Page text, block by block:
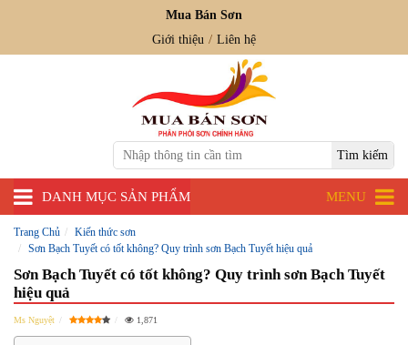
Mua Bán Sơn
Giới thiệu
Liên hệ
DANH MỤC SẢN PHẨM MENU
Trang Chủ
Kiến thức sơn
Sơn Bạch Tuyết có tốt không? Quy trình sơn Bạch Tuyết hiệu quả
Sơn Bạch Tuyết có tốt không? Quy trình sơn Bạch Tuyết
hiệu quả
Ms Nguyệt 1,871